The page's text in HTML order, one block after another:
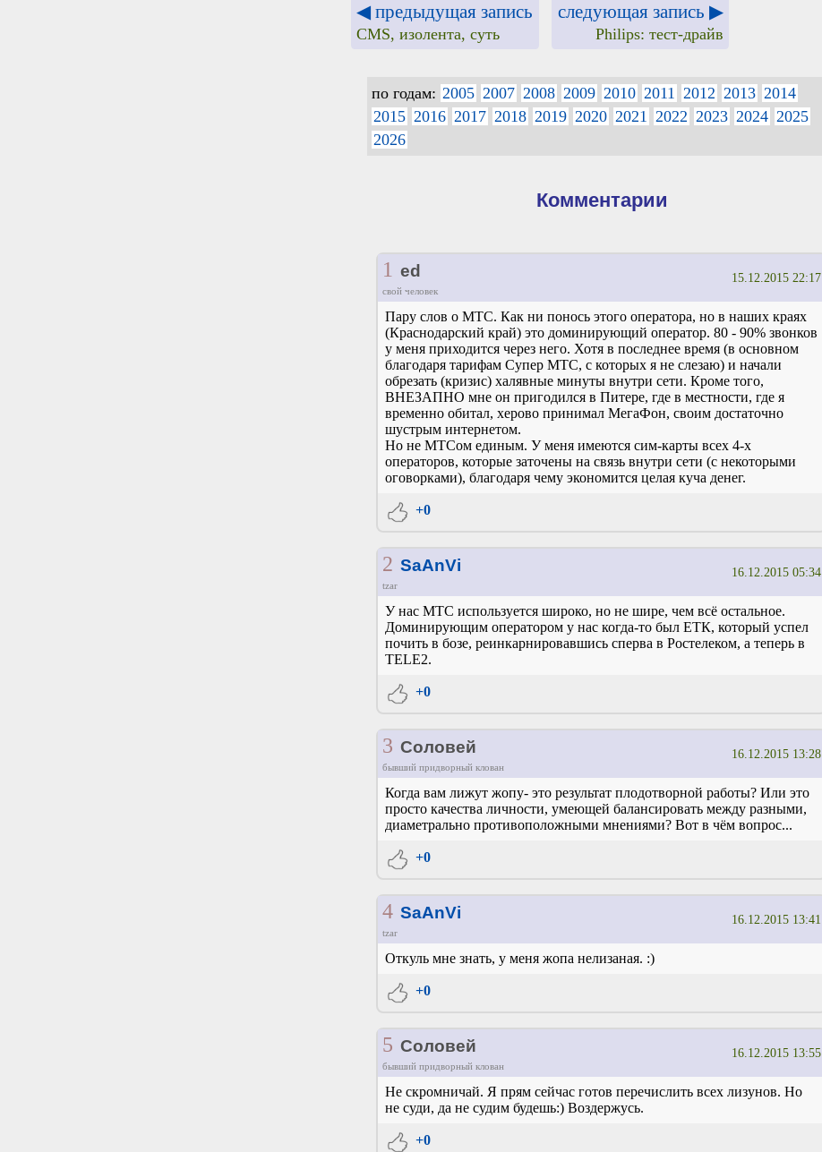
◀ предыдущая запись
CMS, изолента, суть
следующая запись ▶
Philips: тест-драйв
по годам: 2005 2007 2008 2009 2010 2011 2012 2013 2014
2015 2016 2017 2018 2019 2020 2021 2022 2023 2024 2025
2026
Комментарии
1 ed
свой человек
15.12.2015 22:17
Пару слов о МТС. Как ни понось этого оператора, но в наших краях
(Краснодарский край) это доминирующий оператор. 80 - 90% звонков
у меня приходится через него. Хотя в последнее время (в основном
благодаря тарифам Супер МТС, с которых я не слезаю) и начали
обрезать (кризис) халявные минуты внутри сети. Кроме того,
ВНЕЗАПНО мне он пригодился в Питере, где в местности, где я
временно обитал, херово принимал МегаФон, своим достаточно
шустрым интернетом.
Но не МТСом единым. У меня имеются сим-карты всех 4-х
операторов, которые заточены на связь внутри сети (с некоторыми
оговорками), благодаря чему экономится целая куча денег.
+0
2 SaAnVi
tzar
16.12.2015 05:34
У нас МТС используется широко, но не шире, чем всё остальное.
Доминирующим оператором у нас когда-то был ЕТК, который успел
почить в бозе, реинкарнировавшись сперва в Ростелеком, а теперь в
TELE2.
+0
3 Соловей
бывший придворный клован
16.12.2015 13:28
Когда вам лижут жопу- это результат плодотворной работы? Или это
просто качества личности, умеющей балансировать между разными,
диаметрально противоположными мнениями? Вот в чём вопрос...
+0
4 SaAnVi
tzar
16.12.2015 13:41
Откуль мне знать, у меня жопа нелизаная. :)
+0
5 Соловей
бывший придворный клован
16.12.2015 13:55
Не скромничай. Я прям сейчас готов перечислить всех лизунов. Но
не суди, да не судим будешь:) Воздержусь.
+0